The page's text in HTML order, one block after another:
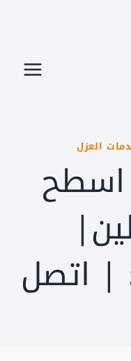
العزل
502778172 | اتصل